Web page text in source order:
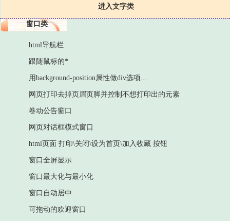
进入文字类
窗口类
html导航栏
跟随鼠标的*
用background-position属性做div选项...
网页打印去掉页眉页脚并控制不想打印出的元素
卷动公告窗口
网页对话框模式窗口
html页面 打印\关闭\设为首页\加入收藏 按钮
窗口全屏显示
窗口最大化与最小化
窗口自动居中
可拖动的欢迎窗口